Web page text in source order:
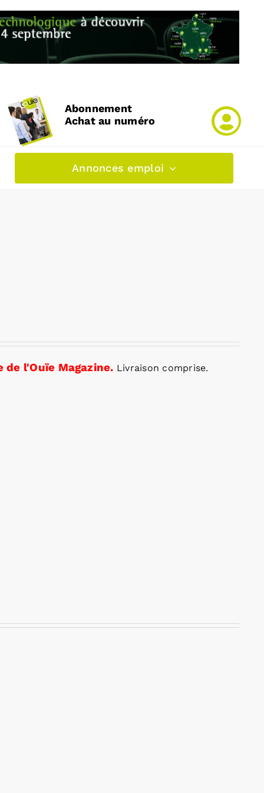
Abonnement
Achat au numéro
Annonces emploi
l'Ouïe Magazine. Livraison comprise.